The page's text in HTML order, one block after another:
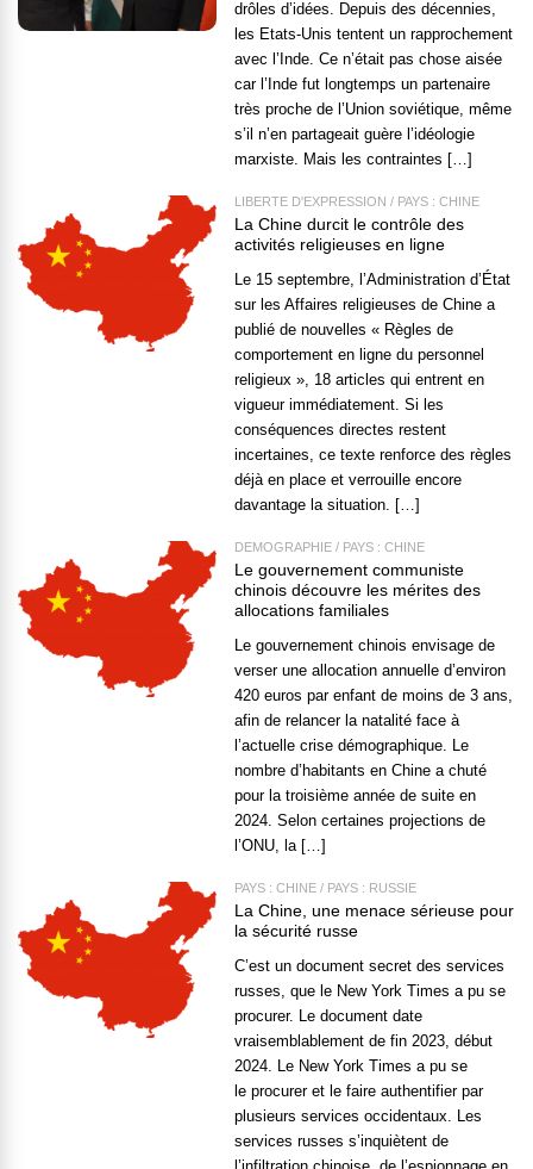
drôles d’idées. Depuis des décennies,
les Etats-Unis tentent un rapprochement
avec l’Inde. Ce n’était pas chose aisée
car l’Inde fut longtemps un partenaire
très proche de l’Union soviétique, même
s’il n’en partageait guère l’idéologie
marxiste. Mais les contraintes […]
LIBERTÉ D'EXPRESSION / PAYS : CHINE
La Chine durcit le contrôle des
activités religieuses en ligne
Le 15 septembre, l’Administration d’État
sur les Affaires religieuses de Chine a
publié de nouvelles « Règles de
comportement en ligne du personnel
religieux », 18 articles qui entrent en
vigueur immédiatement. Si les
conséquences directes restent
incertaines, ce texte renforce des règles
déjà en place et verrouille encore
davantage la situation. […]
DÉMOGRAPHIE / PAYS : CHINE
Le gouvernement communiste
chinois découvre les mérites des
allocations familiales
Le gouvernement chinois envisage de
verser une allocation annuelle d’environ
420 euros par enfant de moins de 3 ans,
afin de relancer la natalité face à
l’actuelle crise démographique. Le
nombre d’habitants en Chine a chuté
pour la troisième année de suite en
2024. Selon certaines projections de
l’ONU, la […]
PAYS : CHINE / PAYS : RUSSIE
La Chine, une menace sérieuse pour
la sécurité russe
C’est un document secret des services
russes, que le New York Times a pu se
procurer. Le document date
vraisemblablement de fin 2023, début
2024. Le New York Times a pu se
le procurer et le faire authentifier par
plusieurs services occidentaux. Les
services russes s’inquiètent de